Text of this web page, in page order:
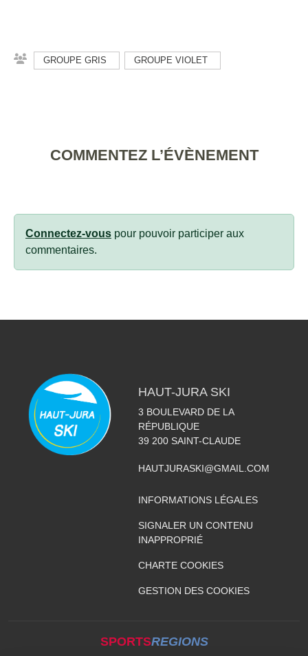
GROUPE GRIS GROUPE VIOLET
COMMENTEZ L’ÉVÈNEMENT
Connectez-vous pour pouvoir participer aux
commentaires.
HAUT-JURA SKI
3 BOULEVARD DE LA
RÉPUBLIQUE
39 200 SAINT-CLAUDE
HAUTJURASKI@GMAIL.COM
INFORMATIONS LÉGALES
SIGNALER UN CONTENU
INAPPROPRIÉ
CHARTE COOKIES
GESTION DES COOKIES
SPORTSREGIONS